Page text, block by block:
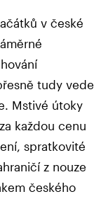
v české
tudy vede
Mstivé útoky
každou cenu
spratkovité
z nouze
českého